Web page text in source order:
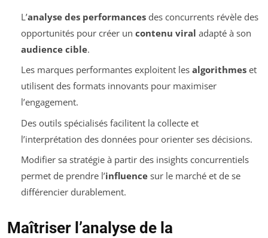
L’analyse des performancesdes concurrents révèle des
opportunités pour créer un contenu viral adapté à son
audience cible.
Les marques performantes exploitent les algorithmeset
utilisent des formats innovants pour maximiser
l’engagement.
Des outils spécialisés facilitent la collecte et
l’interprétation des données pour orienter ses décisions.
Modifier sa stratégie à partir des insights concurrentiels
permet de prendre l’influencesur le marché et de se
différencier durablement.
Maîtriser l’analyse de la